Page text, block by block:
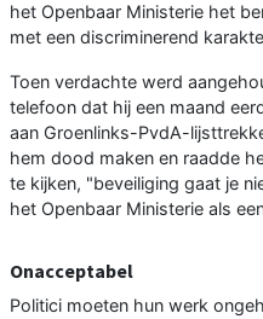
het Openbaar Ministerie het
met een discriminerend
Toen verdachte werd
telefoon dat hij een maand
aan Groenlinks-PvdA-
hem dood maken en raadde
te kijken, "beveiliging gaat je
het Openbaar Ministerie als
Onacceptabel
Politici moeten hun werk